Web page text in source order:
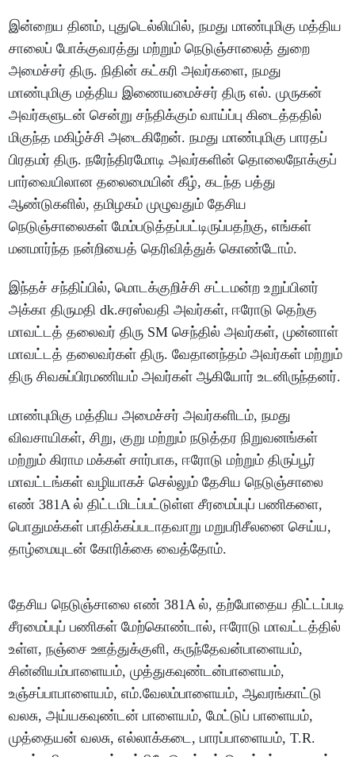
இன்றைய தினம், புதுடெல்லியில், நமது மாண்புமிகு மத்திய
சாலைப் போக்குவரத்து மற்றும் நெடுஞ்சாலைத் துறை
அமைச்சர் திரு. நிதின் கட்கரி அவர்களை, நமது
மாண்புமிகு மத்திய இணையமைச்சர் திரு எல். முருகன்
அவர்களுடன் சென்று சந்திக்கும் வாய்ப்பு கிடைத்ததில்
மிகுந்த மகிழ்ச்சி அடைகிறேன். நமது மாண்புமிகு பாரதப்
பிரதமர் திரு. நரேந்திரமோடி அவர்களின் தொலைநோக்குப்
பார்வையிலான தலைமையின் கீழ், கடந்த பத்து
ஆண்டுகளில், தமிழகம் முழுவதும் தேசிய
நெடுஞ்சாலைகள் மேம்படுத்தப்பட்டிருப்பதற்கு, எங்கள்
மனமார்ந்த நன்றியைத் தெரிவித்துக் கொண்டோம்.
இந்தச் சந்திப்பில், மொடக்குறிச்சி சட்டமன்ற உறுப்பினர்
அக்கா திருமதி dk.சரஸ்வதி அவர்கள், ஈரோடு தெற்கு
மாவட்டத் தலைவர் திரு SM செந்தில் அவர்கள், முன்னாள்
மாவட்டத் தலைவர்கள் திரு. வேதானந்தம் அவர்கள் மற்றும்
திரு சிவசுப்பிரமணியம் அவர்கள் ஆகியோர் உடனிருந்தனர்.
மாண்புமிகு மத்திய அமைச்சர் அவர்களிடம், நமது
விவசாயிகள், சிறு, குறு மற்றும் நடுத்தர நிறுவனங்கள்
மற்றும் கிராம மக்கள் சார்பாக, ஈரோடு மற்றும் திருப்பூர்
மாவட்டங்கள் வழியாகச் செல்லும் தேசிய நெடுஞ்சாலை
எண் 381A ல் திட்டமிடப்பட்டுள்ள சீரமைப்புப் பணிகளை,
பொதுமக்கள் பாதிக்கப்படாதவாறு மறுபரிசீலனை செய்ய,
தாழ்மையுடன் கோரிக்கை வைத்தோம்.
தேசிய நெடுஞ்சாலை எண் 381A ல், தற்போதைய திட்டப்படி
சீரமைப்புப் பணிகள் மேற்கொண்டால், ஈரோடு மாவட்டத்தில்
உள்ள, நஞ்சை ஊத்துக்குளி, கருந்தேவன்பாளையம்,
சின்னியம்பாளையம், முத்துகவுண்டன்பாளையம்,
உஞ்சப்பாபாளையம், எம்.வேலம்பாளையம், ஆவரங்காட்டு
வலசு, அய்யகவுண்டன் பாளையம், மேட்டுப் பாளையம்,
முத்தையன் வலசு, எல்லாக்கடை, பாரப்பாளையம், T.R.